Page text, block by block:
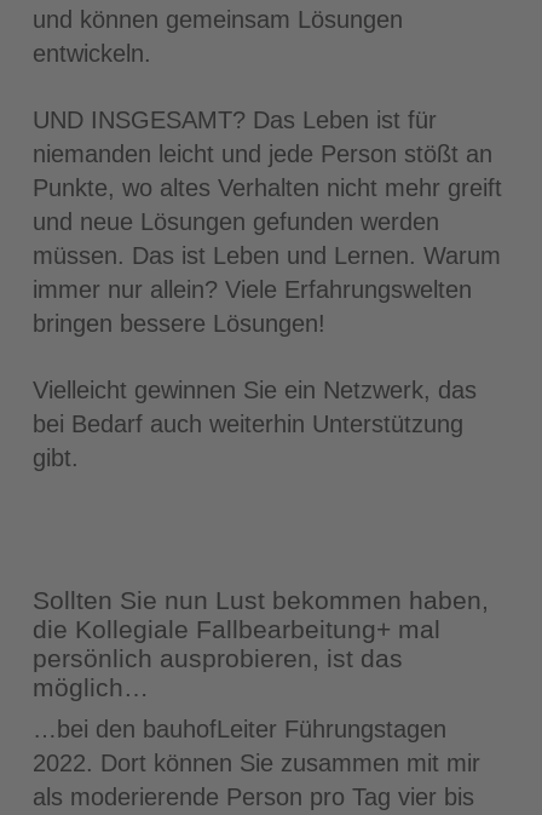
und können gemeinsam Lösungen
entwickeln.
UND INSGESAMT? Das Leben ist für
niemanden leicht und jede Person stößt an
Punkte, wo altes Verhalten nicht mehr greift
und neue Lösungen gefunden werden
müssen. Das ist Leben und Lernen. Warum
immer nur allein? Viele Erfahrungswelten
bringen bessere Lösungen!
Vielleicht gewinnen Sie ein Netzwerk, das
bei Bedarf auch weiterhin Unterstützung
gibt.
Sollten Sie nun Lust bekommen haben,
die Kollegiale Fallbearbeitung+ mal
persönlich ausprobieren, ist das
möglich…
…bei den bauhofLeiter Führungstagen
2022. Dort können Sie zusammen mit mir
als moderierende Person pro Tag vier bis